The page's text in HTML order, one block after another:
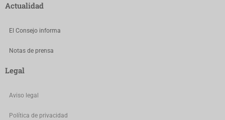
Actualidad
El Consejo informa
Notas de prensa
Legal
Aviso legal
Política de privacidad